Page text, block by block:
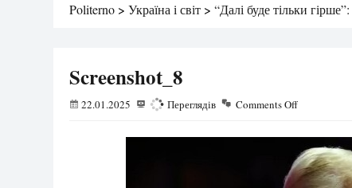
Politerno > Україна і світ > “Далі буде тільки
Screenshot_8
22.01.2025 185 Переглядів Comments Off